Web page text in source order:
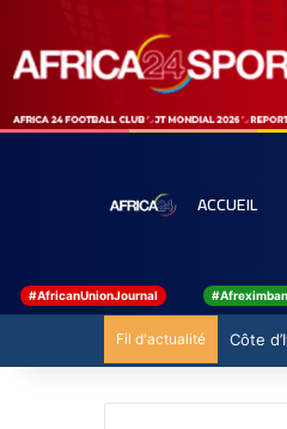
ACCUEIL
#AfricanUnionJournal
Fil d'actualité Côte